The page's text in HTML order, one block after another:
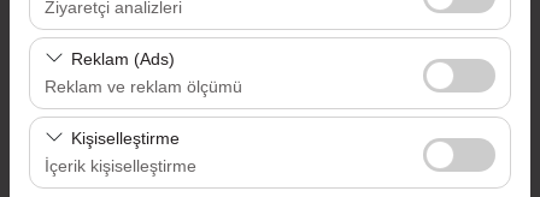
dışı bırakılamaz.
Ziyaretçi analizleri
Bu çerezler, sitemizin nasıl kullanıldığını (ziyaretçi sayısı,
en çok ziyaret edilen sayfalar, kullanıcı davranışları)
analiz etmemizi sağlar. Bu veriler, web sitesi
performansını ölçmek ve kullanıcı deneyimini sürekli
iyileştirmek için kullanılır.
Reklam (Ads)
Reklam ve reklam ölçümü
Bu çerezler, size ilgi alanlarınıza uygun kişiselleştirilmiş
reklamlar göstermemize ve reklam kampanyalarımızın
etkinliğini (gösterim sayısı, tıklama oranı) ölçmemize
Kişiselleştirme
İçerik kişiselleştirme
09:00
Araç Teslim Tarihi